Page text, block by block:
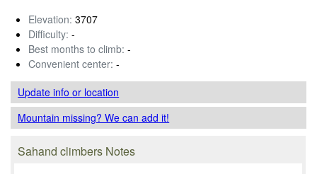
Elevation: 3707
Difficulty: -
Best months to climb: -
Convenient center: -
Update infoor location
Mountain missing? We can add it!
Sahand climbers Notes